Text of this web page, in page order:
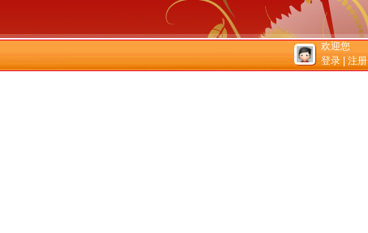
欢迎您
登录
注册